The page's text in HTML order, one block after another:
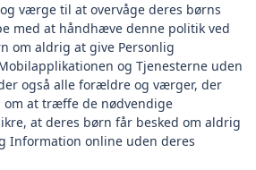
værge til at overvåge deres børns
med at håndhæve denne politik ved
om aldrig at give Personlig
og Tjenesterne uden
også alle forældre og værger, der
om at træffe de nødvendige
at deres børn får besked om aldrig
Information online uden deres